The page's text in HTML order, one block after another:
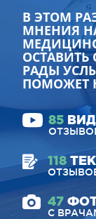
В ЭТОМ
МНЕНИЯ
РАДЫ
ПОМОЖЕТ
85
118
47
С